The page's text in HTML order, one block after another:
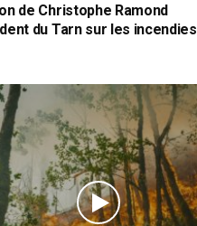
de Christophe Ramond
du Tarn sur les incendies